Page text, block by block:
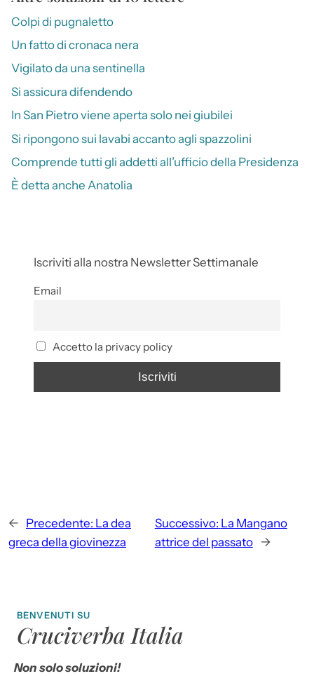
Colpi di pugnaletto
Un fatto di cronaca nera
Vigilato da una sentinella
Si assicura difendendo
In San Pietro viene aperta solo nei giubilei
Si ripongono sui lavabi accanto agli spazzolini
Comprende tutti gli addetti all’ufficio della Presidenza
È detta anche Anatolia
Iscriviti alla nostra Newsletter Settimanale
Email
Accetto la privacy policy
← Precedente: La dea
greca della giovinezza
Successivo: La Mangano
attrice del passato
→
BENVENUTI SU
Cruciverba Italia
Non solo soluzioni!